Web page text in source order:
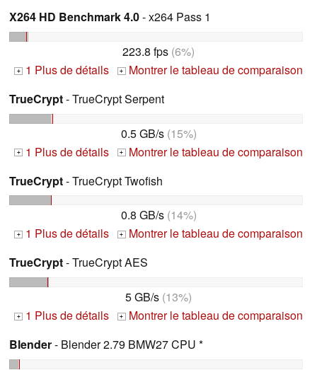
X264 HD Benchmark 4.0- x264 Pass 1
223.8 fps (6%)
+ 1 Plus de détails + Montrer le tableau de comparaison
TrueCrypt- TrueCrypt Serpent
0.5 GB/s(15%)
+ 1 Plus de détails + Montrer le tableau de comparaison
TrueCrypt- TrueCrypt Twofish
0.8 GB/s(14%)
+ 1 Plus de détails + Montrer le tableau de comparaison
TrueCrypt- TrueCrypt AES
5 GB/s (13%)
+ 1 Plus de détails + Montrer le tableau de comparaison
Blender- Blender 2.79 BMW27 CPU *